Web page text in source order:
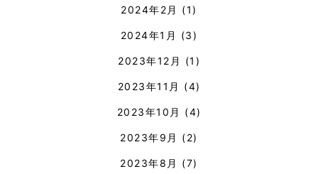
2024年2月 (1)
2024年1月 (3)
2023年12月 (1)
2023年11月 (4)
2023年10月 (4)
2023年9月 (2)
2023年8月 (7)